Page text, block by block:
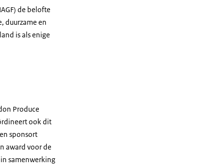
de belofte
duurzame en
is als enige
Produce
ook dit
sponsort
award voor de
samenwerking